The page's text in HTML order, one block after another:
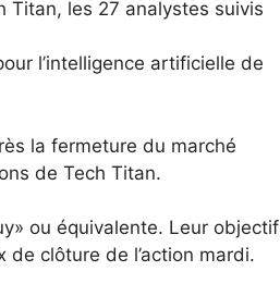
Titan, les 27 analystes suivis
l’intelligence artificielle de
la fermeture du marché
de Tech Titan.
ou équivalente. Leur objectif
clôture de l’action mardi.